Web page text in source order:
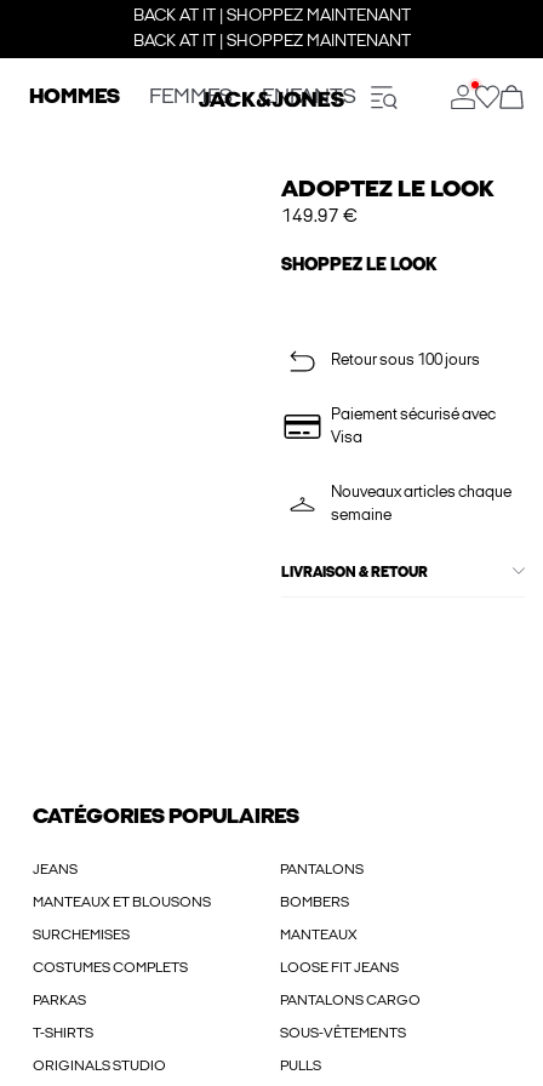
BACK AT IT | SHOPPEZ MAINTENANT
BACK AT IT | SHOPPEZ MAINTENANT
HOMMES FEMMES ENFANTS
ADOPTEZ LE LOOK
149.97 €
SHOPPEZ LE LOOK
Retour sous 100 jours
Paiement sécurisé avec
Visa
Nouveaux articles chaque
semaine
LIVRAISON & RETOUR
CATÉGORIES POPULAIRES
JEANS PANTALONS
MANTEAUX ET BLOUSONS BOMBERS
SURCHEMISES MANTEAUX
COSTUMES COMPLETS LOOSE FIT JEANS
PARKAS PANTALONS CARGO
T-SHIRTS SOUS-VÊTEMENTS
ORIGINALS STUDIO PULLS